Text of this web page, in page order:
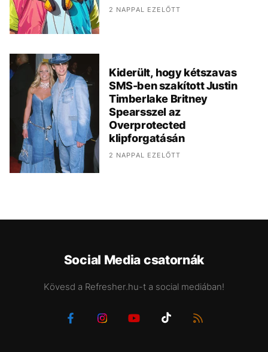
2 NAPPAL EZELŐTT
Kiderült, hogy kétszavas
SMS-ben szakított Justin
Timberlake Britney
Spearsszel az
Overprotected
klipforgatásán
2 NAPPAL EZELŐTT
Social Media csatornák
Kövesd a Refresher.hu-t a social mediában!